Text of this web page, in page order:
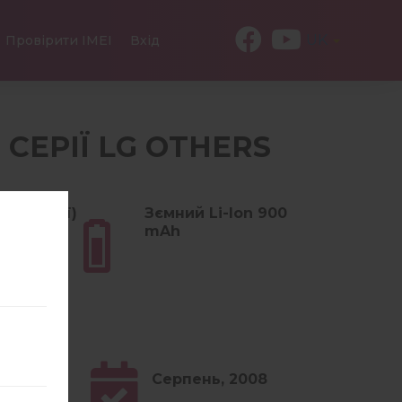
Провірити IMEI Вхід
LG OTHERS
унції)
Зємний Li-Ion 900
mAh
Серпень, 2008